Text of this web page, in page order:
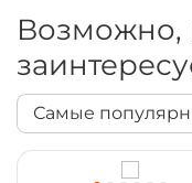
Возможно,
Самые